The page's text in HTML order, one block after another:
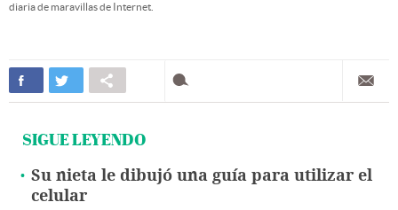
diaria de maravillas de Internet.
SIGUE LEYENDO
Su nieta le dibujó una guía para utilizar el
celular